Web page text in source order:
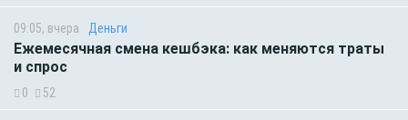
09:05, вчера Деньги
Ежемесячная смена кешбэка: как меняются траты
и спрос
0 52